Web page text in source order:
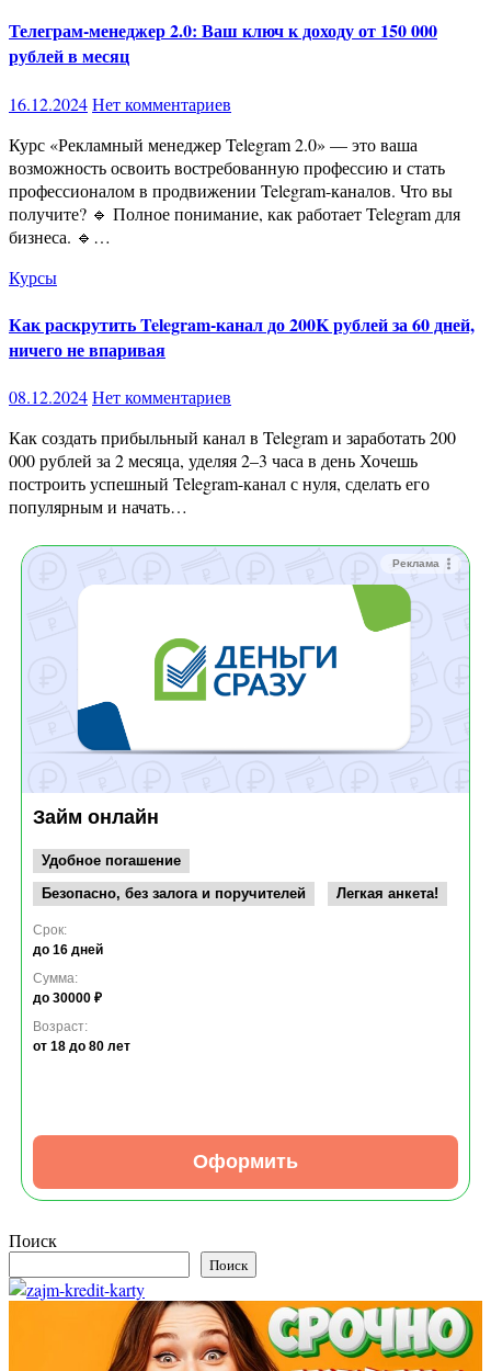
Телеграм-менеджер 2.0: Ваш ключ к доходу от 150 000
рублей в месяц
16.12.2024Нет комментариев
Курс «Рекламный менеджер Telegram 2.0» — это ваша
возможность освоить востребованную профессию и стать
профессионалом в продвижении Telegram-каналов. Что вы
получите? 🔹 Полное понимание, как работает Telegram для
бизнеса. 🔹…
Курсы
Как раскрутить Telegram-канал до 200K рублей за 60 дней,
ничего не впаривая
08.12.2024Нет комментариев
Как создать прибыльный канал в Telegram и заработать 200
000 рублей за 2 месяца, уделяя 2–3 часа в день Хочешь
построить успешный Telegram-канал с нуля, сделать его
популярным и начать…
Реклама
Займ онлайн
Удобное погашение
Безопасно, без залога и поручителей
Легкая анкета!
Срок:
до 16 дней
Сумма:
до 30000 ₽
Возраст:
от 18 до 80 лет
Оформить
Поиск
Поиск